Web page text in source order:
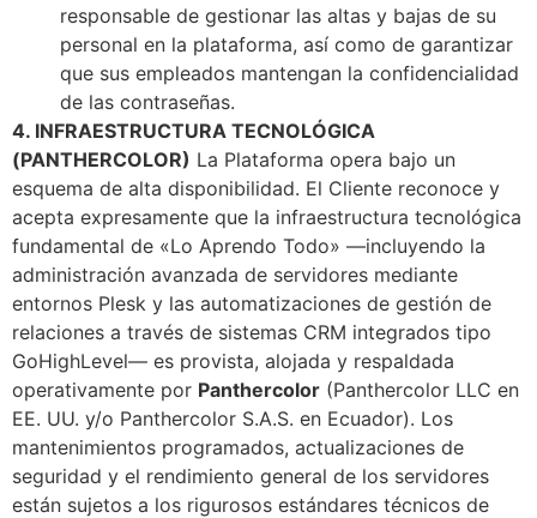
responsable de gestionar las altas y bajas de su
personal en la plataforma, así como de garantizar
que sus empleados mantengan la confidencialidad
de las contraseñas.
4. INFRAESTRUCTURA TECNOLÓGICA
(PANTHERCOLOR) La Plataforma opera bajo un
esquema de alta disponibilidad. El Cliente reconoce y
acepta expresamente que la infraestructura tecnológica
fundamental de «Lo Aprendo Todo» —incluyendo la
administración avanzada de servidores mediante
entornos Plesk y las automatizaciones de gestión de
relaciones a través de sistemas CRM integrados tipo
GoHighLevel— es provista, alojada y respaldada
operativamente por Panthercolor (Panthercolor LLC en
EE. UU. y/o Panthercolor S.A.S. en Ecuador). Los
mantenimientos programados, actualizaciones de
seguridad y el rendimiento general de los servidores
están sujetos a los rigurosos estándares técnicos de